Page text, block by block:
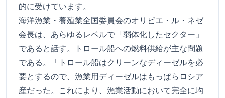
的に受けています。
海洋漁業・養殖業全国委員会のオリビエ・ル・ネゼ
会長は、あらゆるレベルで「弱体化したセクター」
であると話す。トロール船への燃料供給が主な問題
である。「トロール船はクリーンなディーゼルを必
要とするので、漁業用ディーゼルはもっぱらロシア
産だった。これにより、漁業活動において完全に均